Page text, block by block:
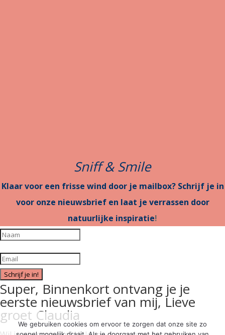
Sniff & Smile
Klaar voor een frisse wind door je mailbox? Schrijf je in
voor onze nieuwsbrief en laat je verrassen door
natuurlijke inspiratie!
Schrijf je in!
Super, Binnenkort ontvang je je
eerste nieuwsbrief van mij, Lieve
groet Claudia
We gebruiken cookies om ervoor te zorgen dat onze site zo